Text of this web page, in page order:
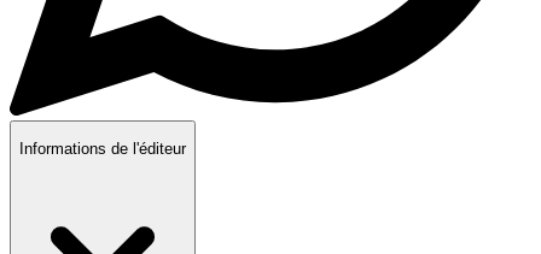
Informations de l'éditeur